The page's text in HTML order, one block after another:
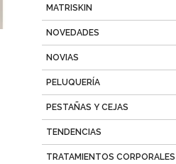
MATRISKIN
NOVEDADES
NOVIAS
PELUQUERÍA
PESTAÑAS Y CEJAS
TENDENCIAS
TRATAMIENTOS CORPORALES